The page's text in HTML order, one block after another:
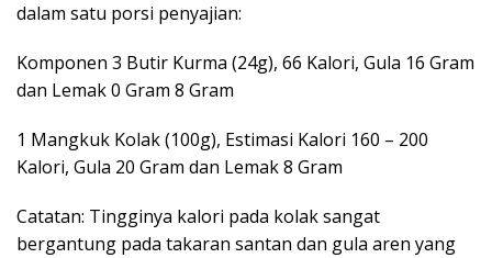
dalam satu porsi penyajian:
Komponen 3 Butir Kurma (24g), 66 Kalori, Gula 16 Gram
dan Lemak 0 Gram 8 Gram
1 Mangkuk Kolak (100g), Estimasi Kalori 160 – 200
Kalori, Gula 20 Gram dan Lemak 8 Gram
Catatan: Tingginya kalori pada kolak sangat
bergantung pada takaran santan dan gula aren yang